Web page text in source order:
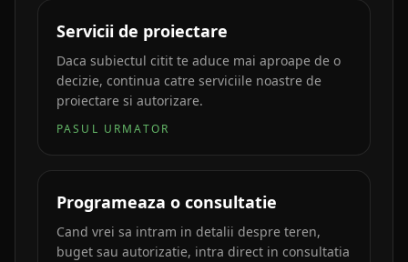
Servicii de proiectare
Daca subiectul citit te aduce mai aproape de o
decizie, continua catre serviciile noastre de
proiectare si autorizare.
PASUL URMATOR
Programeaza o consultatie
Cand vrei sa intram in detalii despre teren,
buget sau autorizatie, intra direct in consultatia